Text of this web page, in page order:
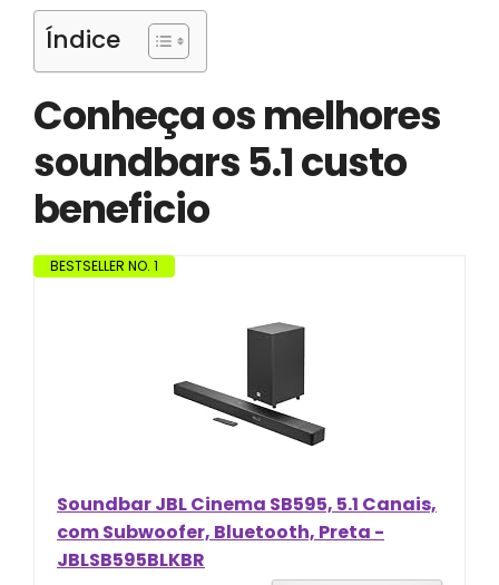
Índice
Conheça os melhores
soundbars 5.1 custo
beneficio
BESTSELLER NO. 1
Soundbar JBL Cinema SB595, 5.1 Canais,
com Subwoofer, Bluetooth, Preta -
JBLSB595BLKBR